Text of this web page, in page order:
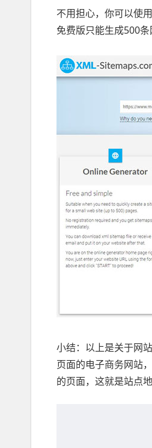
不用担心，你可以使
免费版只能生成500
小结：以上是关于网
页面的电子商务网站
的页面，这就是站点